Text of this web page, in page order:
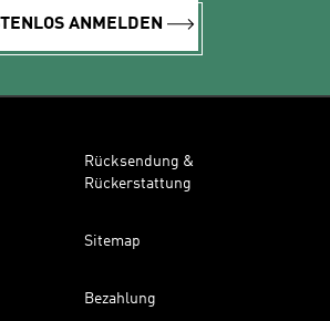
ANMELDEN
Rücksendung &
Rückerstattung
Sitemap
Bezahlung